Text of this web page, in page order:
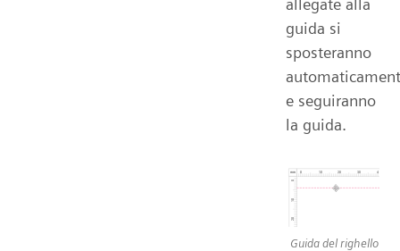
allegate alla
guida si
sposteranno
e seguiranno
la guida.
Guida del righello